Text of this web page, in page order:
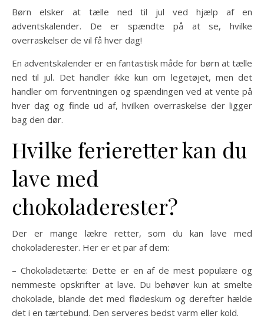
Børn elsker at tælle ned til jul ved hjælp af en
adventskalender. De er spændte på at se, hvilke
overraskelser de vil få hver dag!
En adventskalender er en fantastisk måde for børn at tælle
ned til jul. Det handler ikke kun om legetøjet, men det
handler om forventningen og spændingen ved at vente på
hver dag og finde ud af, hvilken overraskelse der ligger
bag den dør.
Hvilke ferieretter kan du
lave med
chokoladerester?
Der er mange lækre retter, som du kan lave med
chokoladerester. Her er et par af dem:
– Chokoladetærte: Dette er en af de mest populære og
nemmeste opskrifter at lave. Du behøver kun at smelte
chokolade, blande det med flødeskum og derefter hælde
det i en tærtebund. Den serveres bedst varm eller kold.